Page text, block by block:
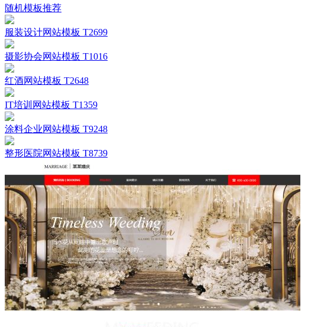
随机模板推荐
服装设计网站模板 T2699
摄影协会网站模板 T1016
红酒网站模板 T2648
IT培训网站模板 T1359
涂料企业网站模板 T9248
整形医院网站模板 T8739